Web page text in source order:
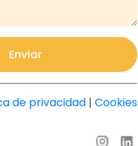
Enviar
de privacidad | Cookies